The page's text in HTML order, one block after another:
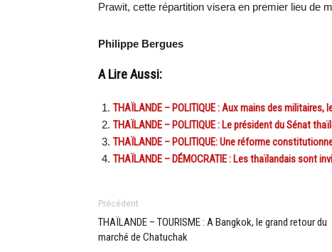
Prawit, cette répartition visera en premier lieu de
Philippe Bergues
A Lire Aussi:
THAÏLANDE – POLITIQUE : Aux mains des
THAÏLANDE – POLITIQUE : Le président du Sénat
THAÏLANDE – POLITIQUE: Une réforme
THAÏLANDE – DÉMOCRATIE : Les thaïlandais sont
Précédent
THAÏLANDE – TOURISME : A Bangkok, le grand retour du
marché de Chatuchak